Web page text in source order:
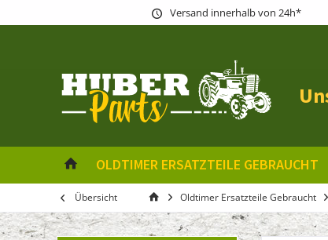
Versand innerhalb von 24h*
OLDTIMER ERSATZTEILE GEBRAUCHT
Übersicht Oldtimer Ersatzteile Gebraucht